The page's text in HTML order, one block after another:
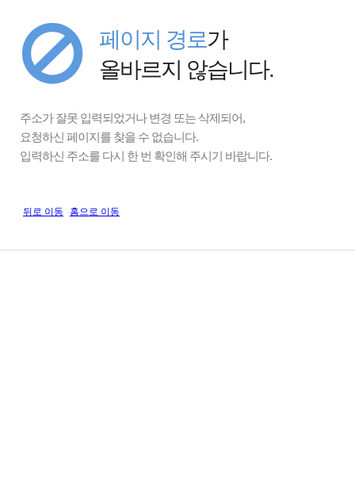
페이지 경로가
올바르지 않습니다.
주소가 잘못 입력되었거나 변경 또는 삭제되어,
요청하신 페이지를 찾을 수 없습니다.
입력하신 주소를 다시 한 번 확인해 주시기 바랍니다.
뒤로 이동 홈으로 이동